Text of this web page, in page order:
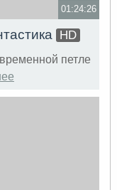
01:24:26
HD
петле